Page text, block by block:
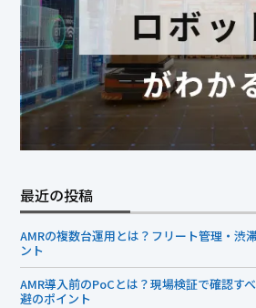
最近の投稿
AMRの複数台運用とは？フリート管理・渋
ント
AMR導入前のPoCとは？現場検証で確認す
避のポイント